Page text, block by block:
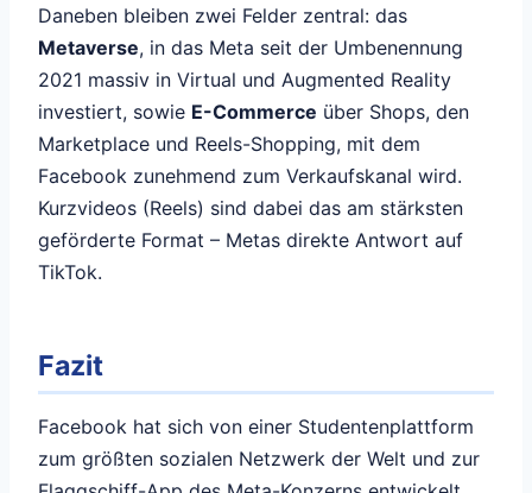
Daneben bleiben zwei Felder zentral: das
Metaverse, in das Meta seit der Umbenennung
2021 massiv in Virtual und Augmented Reality
investiert, sowie E-Commerce über Shops, den
Marketplace und Reels-Shopping, mit dem
Facebook zunehmend zum Verkaufskanal wird.
Kurzvideos (Reels) sind dabei das am stärksten
geförderte Format – Metas direkte Antwort auf
TikTok.
Fazit
Facebook hat sich von einer Studentenplattform
zum größten sozialen Netzwerk der Welt und zur